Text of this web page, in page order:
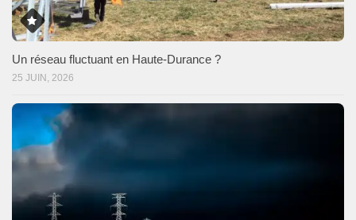
Un réseau fluctuant en Haute-Durance ?
25 JUIN, 2026